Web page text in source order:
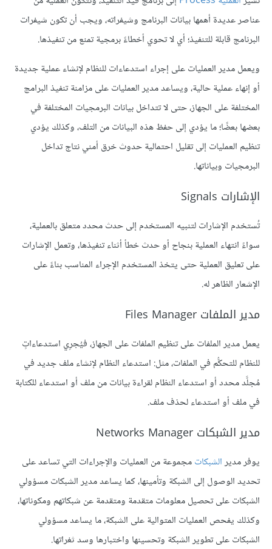
عناصر عديدة أهمها بيانات البرنامج وشيفراته، ويجب أن تكون شيفرات
البرنامج قابلة للتنفيذ؛ أي لا تحوي أخطاءً برمجية تمنع من تنفيذها.
ويعمل مدير العمليات على إجراء استدعاءات للنظام لإنشاء عملية جديدة
أو إنهاء عملية حالية، ويساعد مدير العمليات على مزامنة تنفيذ البرامج
المختلفة على الجهاز، حتى لا تتداخل بيانات البرمجيات المختلفة في
بعضها بعضًا؛ ما يؤدي إلى حفظ هذه البيانات من التلف، وكذلك يؤدي
تنظيم العمليات إلى تقليل احتمالية حدوث خرق أمني نتاج تداخل
البرمجيات وبياناتها.
الإشارات Signals
تُستخدم الإشارات لتنبيه المستخدم إلى حدث محدد متعلق بالعملية،
سواءً انتهاء العملية بنجاح أو حدث خطأ أثناء تنفيذها، وتعمل الإشارات
على تعليق العملية حتى يتخذ المستخدم الإجراء المناسب بناءً على
الإشعار الظاهر له.
مدير الملفات Files Manager
يعمل مدير الملفات على تنظيم الملفات على الجهاز، فيُجرِي استدعاءاتٍ
للنظام للتحكُّم في الملفات، مثل: استدعاء النظام لإنشاء ملف جديد في
مُجلَّد محدد أو استدعاء النظام لقراءة بيانات من ملف أو استدعاء للكتابة
في ملف أو استدعاء لحذف ملف.
مدير الشبكات Networks Manager
يوفر مديرالشبكاتمجموعة من العمليات والإجراءات التي تساعد على
تحديد الوصول إلى الشبكة وتأمينها، كما يساعد مدير الشبكات مسؤولي
الشبكات على تحصيل معلومات متقدمة ومتقدمة عن شبكاتهم ومكوناتها،
وكذلك يفحص العمليات المتوالية على الشبكة، ما يساعد مسؤولي
الشبكات على تطوير الشبكة وتحسينها واختبارها وسد ثغراتها.